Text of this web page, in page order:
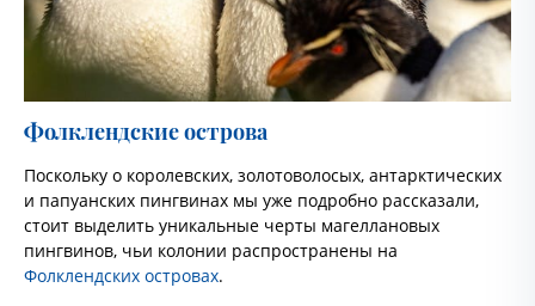
Фолклендские острова
Поскольку о королевских, золотоволосых, антарктических
и папуанских пингвинах мы уже подробно рассказали,
стоит выделить уникальные черты магеллановых
пингвинов, чьи колонии распространены на
Фолклендских островах.